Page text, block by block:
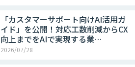
「カスタマーサポート向けAI活用ガ
イド」を公開！対応工数削減からCX
向上までをAIで実現する業…
2026/07/28